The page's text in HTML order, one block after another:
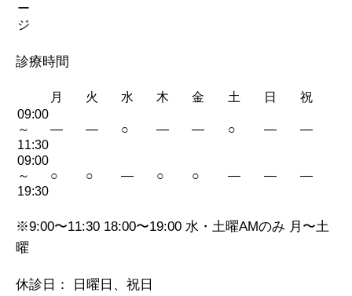
ー
ジ
診療時間
月 火 水 木 金 土 日
祝
09:00
～
11:30
— — ○ — — ○ — —
09:00
～
19:30
○ ○ — ○ ○ — — —
※9:00〜11:30 18:00〜19:00 水・土曜AMのみ 月〜土
曜
休診日： 日曜日、祝日